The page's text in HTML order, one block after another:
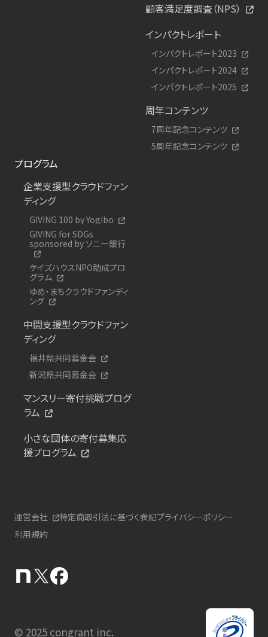
顧客満足度調査（NPS）
インパクトレポート
インパクトレポート2023
インパクトレポート2024
インパクトレポート2025
周年コンテンツ
7周年記念コンテンツ
5周年記念コンテンツ
プログラム
企業支援型クラウドファン
ディング
GIVING 100 by Yogibo
GIVING for SDGs
sponsored by ソニー銀行
ケイズハウスNPO助成プロ
グラム
ゆめ・まちクラウドファンディ
ング
中間支援型クラウドファン
ディング
福井県共同募金会
新潟県共同募金会
マンスリー寄付挑戦プログ
ラム
小さな団体の寄付募集応
援プログラム
運営会社 特定商取引法に基づく表記プライバシーポリシー
利用規約
© 2025 congrant inc.